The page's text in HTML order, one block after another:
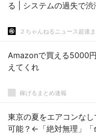
る | システムの過失で
２ちゃんねるニュース超速
Amazonで買える5000
えてくれ
稼げるまとめ速報
東京の夏をエアコンな
可能？←「絶対無理」「